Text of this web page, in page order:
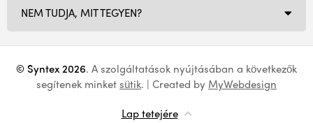
NEM TUDJA, MIT TEGYEN?
© Syntex 2026. A szolgáltatások nyújtásában a következők
segítenek minketsütik. | Created by MyWebdesign
Lap tetejére